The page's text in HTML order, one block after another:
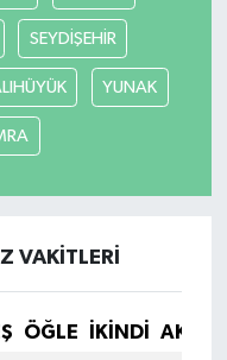
SEYDİŞEHİR
YUNAK
VAKITLERI
ÖĞLE İKINDI